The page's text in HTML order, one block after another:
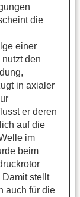
die
einer
den
in axialer
er deren
auf die
im
beim
stellt
auch für die